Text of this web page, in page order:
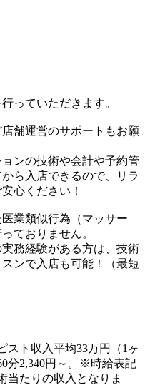
っていただきます。
舗運営のサポートもお願
ンの技術や会計や予約管
ら入店できるので、リラ
心ください！
業類似行為（マッサー
ておりません。
務経験がある方は、技術
ンで入店も可能！（最短
スト収入平均33万円（1ヶ
分2,340円～。※時給表記
当たりの収入となりま